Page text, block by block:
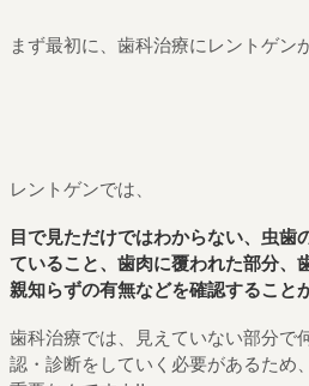
まず最初に、歯科治療にレントゲン
レントゲンでは、
目で見ただけではわからない、虫歯
ていること、歯肉に覆われた部分、
親知らずの有無などを確認すること
歯科治療では、見えていない部分で
認・診断をしていく必要があるため